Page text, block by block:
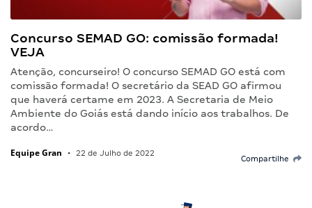
Concurso SEMAD GO: comissão formada!
VEJA
Atenção, concurseiro! O concurso SEMAD GO está com
comissão formada! O secretário da SEAD GO afirmou
que haverá certame em 2023. A Secretaria de Meio
Ambiente do Goiás está dando início aos trabalhos. De
acordo…
Equipe Gran • 22 de Julho de 2022
Compartilhe